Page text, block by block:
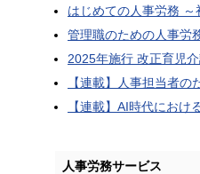
はじめての人事労務 ～
管理職のための人事労
2025年施行 改正育児
【連載】人事担当者
【連載】AI時代におけ
人事労務サービス